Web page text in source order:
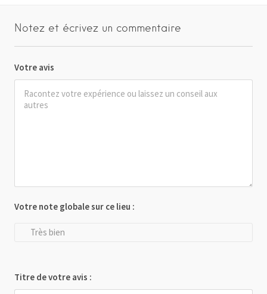
Notez et écrivez un commentaire
Votre avis
Votre note globale sur ce lieu :
Très bien
Titre de votre avis :